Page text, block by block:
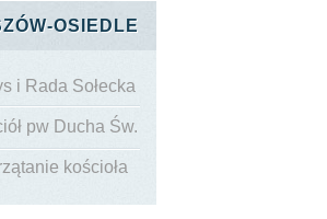
OSIEDLE
i Rada Sołecka
pw Ducha Św.
kościoła